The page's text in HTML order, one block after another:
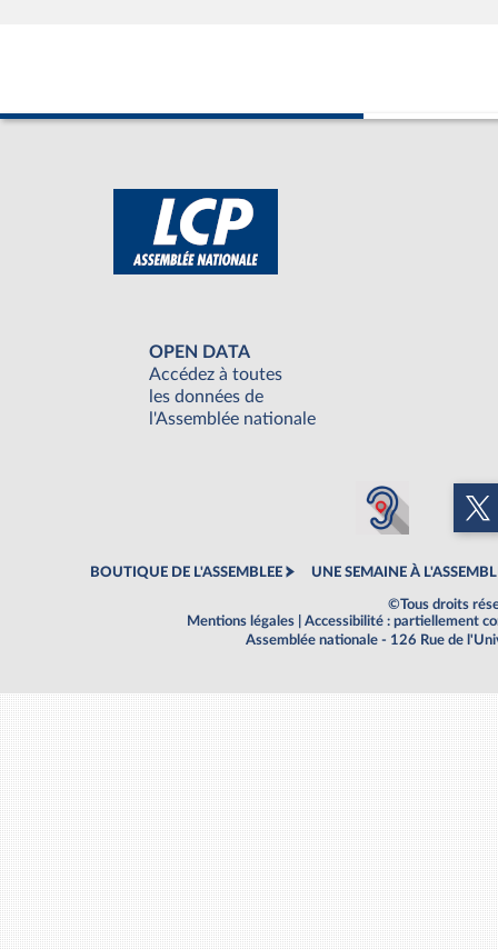
OPEN DATA
Accédez à toutes
les données de
l'Assemblée nationale
BOUTIQUE DE L'ASSEMBLEE UNE SEMAINE À
©Tous droits
Mentions légales
Accessibilité : partiellement
Assemblée nationale - 126 Rue de